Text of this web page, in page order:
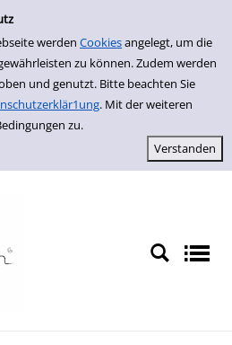
werden Cookiesangelegt, um die
zu können. Zudem werden
und genutzt. Bitte beachten Sie
. Mit der weiteren
zu.